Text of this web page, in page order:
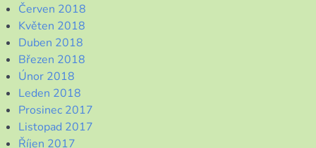
Červen 2018
Květen 2018
Duben 2018
Březen 2018
Únor 2018
Leden 2018
Prosinec 2017
Listopad 2017
Říjen 2017